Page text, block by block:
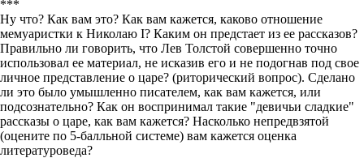
***
Ну что? Как вам это? Как вам кажется, каково отношение
мемуаристки к Николаю I? Каким он предстает из ее рассказов?
Правильно ли говорить, что Лев Толстой совершенно точно
использовал ее материал, не исказив его и не подогнав под свое
личное представление о царе? (риторический вопрос). Сделано
ли это было умышленно писателем, как вам кажется, или
подсознательно? Как он воспринимал такие "девичьи сладкие"
рассказы о царе, как вам кажется? Насколько непредвзятой
(оцените по 5-балльной системе) вам кажется оценка
литературоведа?